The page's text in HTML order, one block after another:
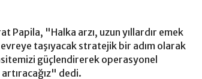
Papila, "Halka arzı, uzun yıllardır emek
taşıyacak stratejik bir adım olarak
güçlendirerek operasyonel
dedi.